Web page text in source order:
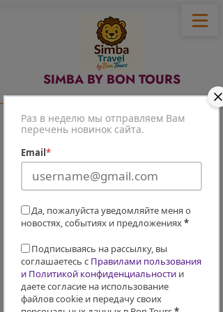
Раз в неделю мы отправляем Вам
перечень новинок сайта.
Email *
Да, пожалуйста уведомляйте меня о
новостях, событиях и предложениях*
Подписываясь на рассылку, вы
соглашаетесь с Правилами пользования
и Политикой конфиденциальности и
даете согласие на использование
файлов cookie и передачу своих
SIMBA BY BON TOURS